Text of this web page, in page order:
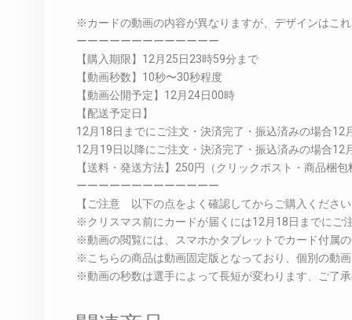
※カードの動画の内容が異なりますが、デザインはこ
ーーーーーーーーーーーーー
【購入期限】12月25日23時59分まで
【動画秒数】10秒〜30秒程度
【動画公開予定】12月24日00時
【配送予定日】
12月18日までにご注文・決済完了・振込済みの場合12
12月19日以降にご注文・決済完了・振込済みの場合12
【送料・発送方法】250円（クリックポスト・商品梱包
ーーーーーーーーーーーーー
【ご注意 以下の点をよく確認してからご購入くださ
※クリスマス前にカードが届くには12月18日までにご
※動画の閲覧には、スマホかタブレットでカード付属
※こちらの商品は動画固定版となっており、個別の動
※動画の秒数は選手によって長短が変わります、ご了